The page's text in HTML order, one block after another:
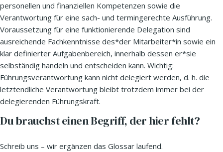
personellen und finanziellen Kompetenzen sowie die
Verantwortung für eine sach- und termingerechte Ausführung.
Voraussetzung für eine funktionierende Delegation sind
ausreichende Fachkenntnisse des*der Mitarbeiter*in sowie ein
klar definierter Aufgabenbereich, innerhalb dessen er*sie
selbständig handeln und entscheiden kann. Wichtig:
Führungsverantwortung kann nicht delegiert werden, d. h. die
letztendliche Verantwortung bleibt trotzdem immer bei der
delegierenden Führungskraft.
Du brauchst einen Begriff, der hier fehlt?
Schreib uns – wir ergänzen das Glossar laufend.